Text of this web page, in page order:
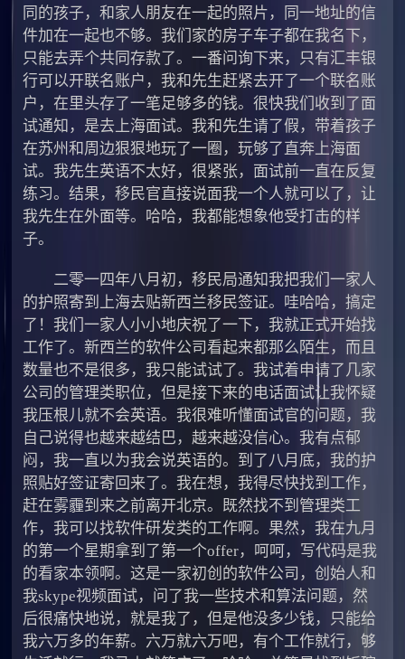
同的孩子，和家人朋友在一起的照片，同一地址的信
件加在一起也不够。我们家的房子车子都在我名下，
只能去弄个共同存款了。一番问询下来，只有汇丰银
行可以开联名账户，我和先生赶紧去开了一个联名账
户，在里头存了一笔足够多的钱。很快我们收到了面
试通知，是去上海面试。我和先生请了假，带着孩子
在苏州和周边狠狠地玩了一圈，玩够了直奔上海面
试。我先生英语不太好，很紧张，面试前一直在反复
练习。结果，移民官直接说面我一个人就可以了，让
我先生在外面等。哈哈，我都能想象他受打击的样
子。
二零一四年八月初，移民局通知我把我们一家人
的护照寄到上海去贴新西兰移民签证。哇哈哈，搞定
了！我们一家人小小地庆祝了一下，我就正式开始找
工作了。新西兰的软件公司看起来都那么陌生，而且
数量也不是很多，我只能试试了。我试着申请了几家
公司的管理类职位，但是接下来的电话面试让我怀疑
我压根儿就不会英语。我很难听懂面试官的问题，我
自己说得也越来越结巴，越来越没信心。我有点郁
闷，我一直以为我会说英语的。到了八月底，我的护
照贴好签证寄回来了。我在想，我得尽快找到工作，
赶在雾霾到来之前离开北京。既然找不到管理类工
作，我可以找软件研发类的工作啊。果然，我在九月
的第一个星期拿到了第一个offer，呵呵，写代码是我
的看家本领啊。这是一家初创的软件公司，创始人和
我skype视频面试，问了我一些技术和算法问题，然
后很痛快地说，就是我了，但是他没多少钱，只能给
我六万多的年薪。六万就六万吧，有个工作就行，够